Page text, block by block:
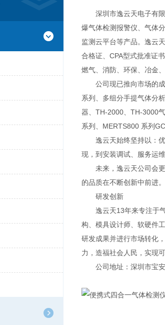
深圳市逸云天电子有限
爆气体检测报警仪、气体
监测云平台等产品。逸云
合格证、CPA型式批准证
燃气、消防、环保、冶金
公司现已推向市场的成
系列、多组分手提气体分
器、TH-2000、TH-3000
系列、MERTS800 系列
逸云天始终坚持以：优
现，到安装调试、服务运
未来，逸云天公司会更
的品质在不断创新中前进。
研发创新
逸云天13年来专注于气
构、模具设计师、软硬件
研发成果并进行市场转化
力，造福社会人民，实现可
公司地址：深圳市宝安